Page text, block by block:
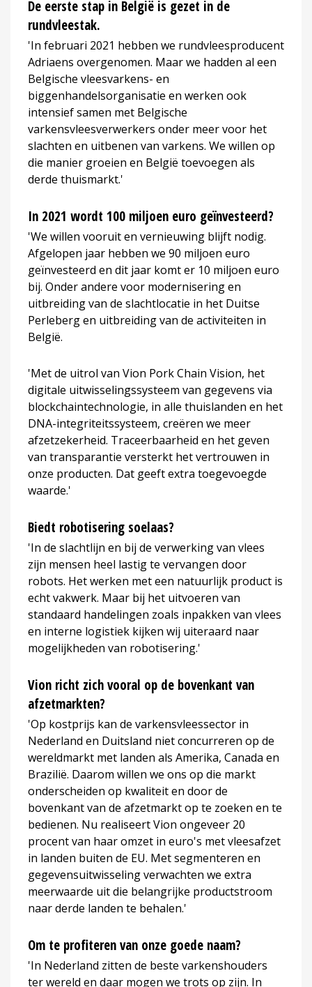
De eerste stap in België is gezet in de
rundvleestak.
'In februari 2021 hebben we rundvleesproducent
Adriaens overgenomen. Maar we hadden al een
Belgische vleesvarkens- en
biggenhandelsorganisatie en werken ook
intensief samen met Belgische
varkensvleesverwerkers onder meer voor het
slachten en uitbenen van varkens. We willen op
die manier groeien en België toevoegen als
derde thuismarkt.'
In 2021 wordt 100 miljoen euro geïnvesteerd?
'We willen vooruit en vernieuwing blijft nodig.
Afgelopen jaar hebben we 90 miljoen euro
geïnvesteerd en dit jaar komt er 10 miljoen euro
bij. Onder andere voor modernisering en
uitbreiding van de slachtlocatie in het Duitse
Perleberg en uitbreiding van de activiteiten in
België.
'Met de uitrol van Vion Pork Chain Vision, het
digitale uitwisselingssysteem van gegevens via
blockchaintechnologie, in alle thuislanden en het
DNA-integriteitssysteem, creëren we meer
afzetzekerheid. Traceerbaarheid en het geven
van transparantie versterkt het vertrouwen in
onze producten. Dat geeft extra toegevoegde
waarde.'
Biedt robotisering soelaas?
'In de slachtlijn en bij de verwerking van vlees
zijn mensen heel lastig te vervangen door
robots. Het werken met een natuurlijk product is
echt vakwerk. Maar bij het uitvoeren van
standaard handelingen zoals inpakken van vlees
en interne logistiek kijken wij uiteraard naar
mogelijkheden van robotisering.'
Vion richt zich vooral op de bovenkant van
afzetmarkten?
'Op kostprijs kan de varkensvleessector in
Nederland en Duitsland niet concurreren op de
wereldmarkt met landen als Amerika, Canada en
Brazilië. Daarom willen we ons op die markt
onderscheiden op kwaliteit en door de
bovenkant van de afzetmarkt op te zoeken en te
bedienen. Nu realiseert Vion ongeveer 20
procent van haar omzet in euro's met vleesafzet
in landen buiten de EU. Met segmenteren en
gegevensuitwisseling verwachten we extra
meerwaarde uit die belangrijke productstroom
naar derde landen te behalen.'
Om te profiteren van onze goede naam?
'In Nederland zitten de beste varkenshouders
ter wereld en daar mogen we trots op zijn. In